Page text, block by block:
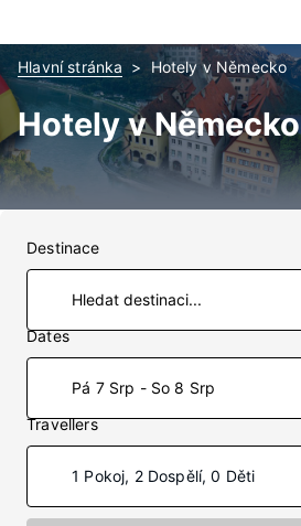
Hlavní stránka Hotely v Německo
Hotely v Německo
Destinace
Dates
Pá 7 Srp - So 8 Srp
Travellers
1 Pokoj, 2 Dospělí, 0 Děti